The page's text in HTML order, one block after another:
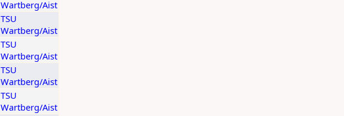
Wartberg/Aist
TSU
Wartberg/Aist
TSU
Wartberg/Aist
TSU
Wartberg/Aist
TSU
Wartberg/Aist